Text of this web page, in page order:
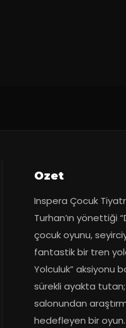
Ozet
Inspera Çocuk
Turhan’ın yönettiği
çocuk oyunu,
fantastik bir tren
Yolculuk” aksiyonu
sürekli ayakta
salonundan
hedefleyen bir oyun.